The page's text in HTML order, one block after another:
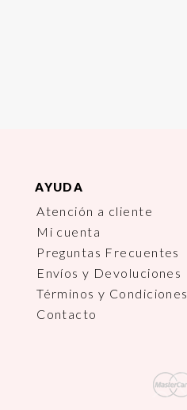
AYUDA
Atención a cliente
Mi cuenta
Preguntas Frecuentes
Envíos y Devoluciones
Términos y Condiciones
Contacto